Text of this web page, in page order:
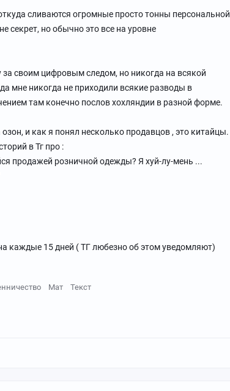
сливаются огромные просто тонны персональной
секрет, но обычно это все на уровне
своим цифровым следом, но никогда на всякой
мне никогда не приходили всякие разводы в
там конечно послов хохляндии в разной форме.
и как я понял несколько продавцов , это китайцы.
в Тг про :
продажей розничной одежды? Я хуй-лу-мень ...
каждые 15 дней ( ТГ любезно об этом уведомляют)
Мат Текст